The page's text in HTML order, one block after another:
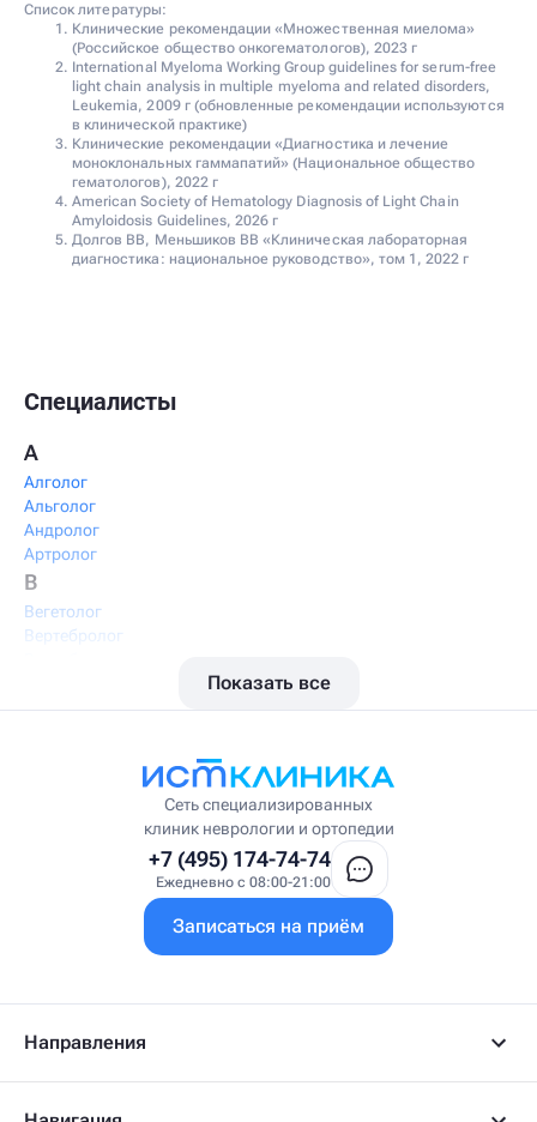
Список литературы:
Клинические рекомендации «Множественная миелома»
(Российское общество онкогематологов), 2023 г
International Myeloma Working Group guidelines for serum-free
light chain analysis in multiple myeloma and related disorders,
Leukemia, 2009 г (обновленные рекомендации используются
в клинической практике)
Клинические рекомендации «Диагностика и лечение
моноклональных гаммапатий» (Национальное общество
гематологов), 2022 г
American Society of Hematology Diagnosis of Light Chain
Amyloidosis Guidelines, 2026 г
Долгов ВВ, Меньшиков ВВ «Клиническая лабораторная
диагностика: национальное руководство», том 1, 2022 г
Специалисты
А
Алголог
Альголог
Андролог
Артролог
В
Вегетолог
Вертебролог
Висцеральный массажист
Врач интегративной медицины
Врач первичного приёма
Гастроэнтеролог-гепатолог
Гериатр
Гинеколог
Показать все
Сеть специализированных
клиник неврологии и ортопедии
+7 (495) 174-74-74
Ежедневно с 08:00-21:00
Записаться на приём
Направления